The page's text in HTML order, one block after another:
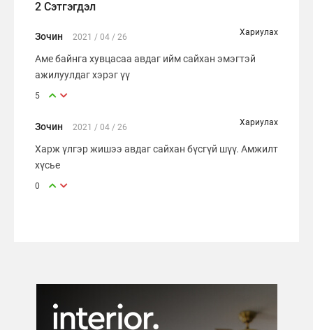
2 Сэтгэгдэл
Зочин 2021 / 04 / 26 Хариулах
Аме байнга хувцасаа авдаг ийм сайхан эмэгтэй
ажилуулдаг хэрэг үү
5
Зочин 2021 / 04 / 26 Хариулах
Харж үлгэр жишээ авдаг сайхан бүсгүй шүү. Амжилт
хүсье
0